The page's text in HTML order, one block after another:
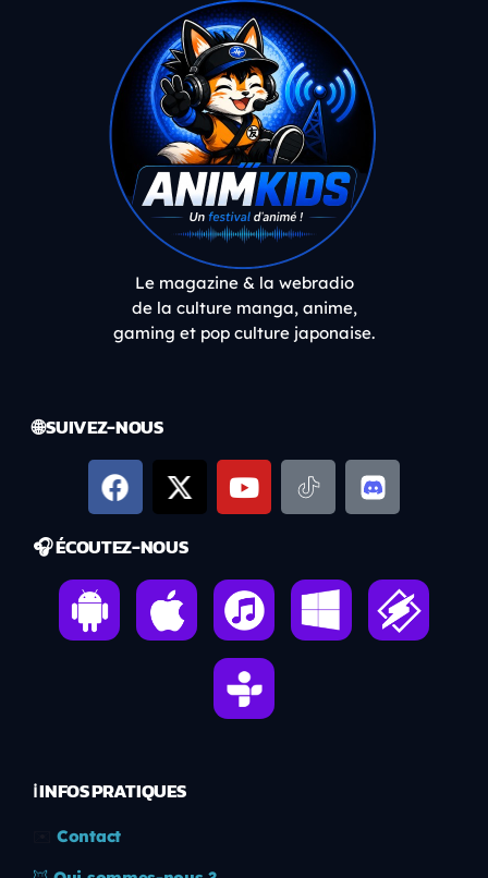
Le magazine & la webradio
de la culture manga, anime,
gaming et pop culture japonaise.
🌐 SUIVEZ-NOUS
🎧 ÉCOUTEZ-NOUS
ℹ️ INFOS PRATIQUES
Contact